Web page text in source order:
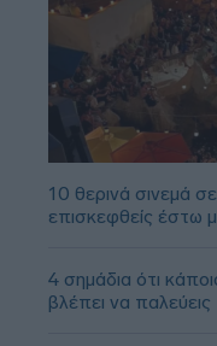
10 θερινά σινεμά
επισκεφθείς έστω
4 σημάδια ότι
βλέπει να παλεύεις